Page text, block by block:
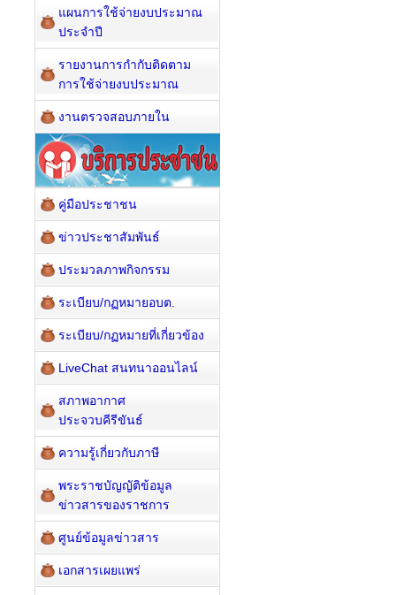
แผนการใช้จ่ายงบประมาณ
ประจำปี
รายงานการกำกับติดตาม
การใช้จ่ายงบประมาณ
งานตรวจสอบภายใน
คู่มือประชาชน
ข่าวประชาสัมพันธ์
ประมวลภาพกิจกรรม
ระเบียบ/กฏหมายอบต.
ระเบียบ/กฏหมายที่เกี่ยวข้อง
LiveChat สนทนาออนไลน์
สภาพอากาศ
ประจวบคีรีขันธ์
ความรู้เกี่ยวกับภาษี
พระราชบัญญัติข้อมูล
ข่าวสารของราชการ
ศูนย์ข้อมูลข่าวสาร
เอกสารเผยแพร่